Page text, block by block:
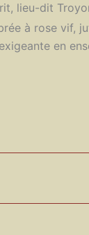
lieu-dit
à rose vif,
en